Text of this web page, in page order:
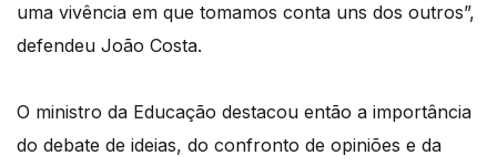
uma vivência em que tomamos conta uns dos outros”,
defendeu João Costa.
O ministro da Educação destacou então a importância
do debate de ideias, do confronto de opiniões e da